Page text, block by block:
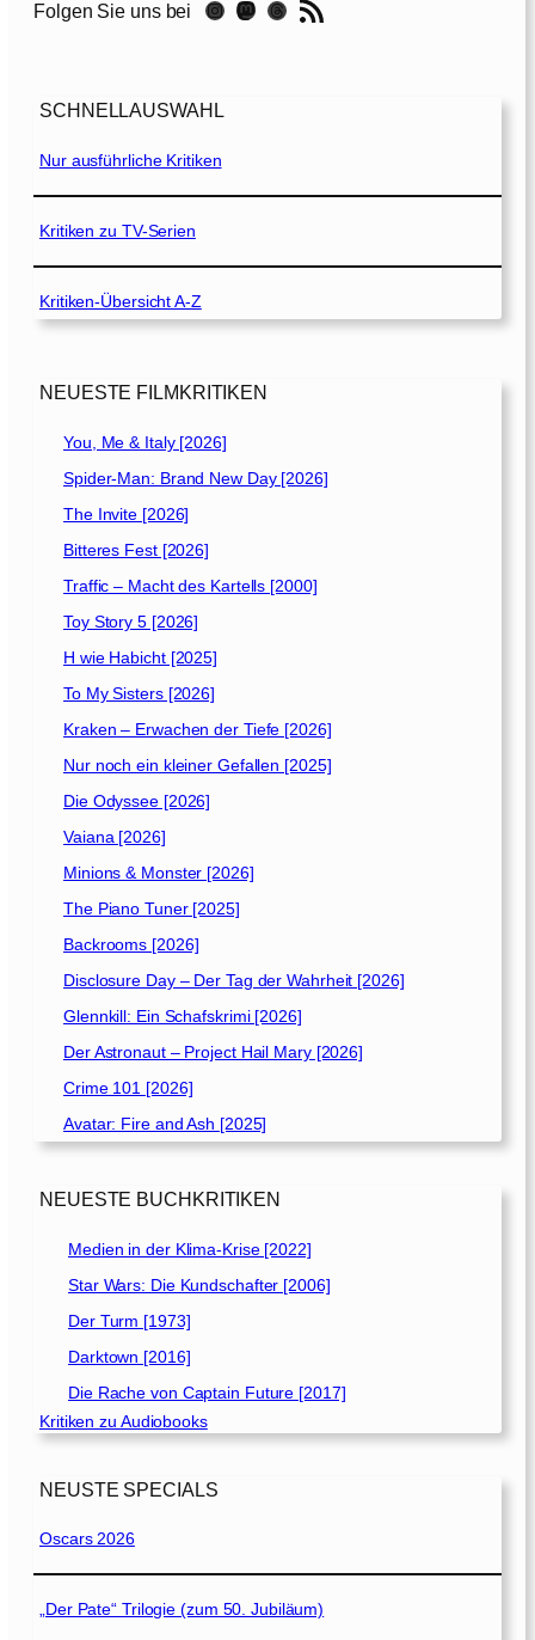
y
n
W
e
i
a
c
g
s
c
h
c
h
t
e
[
2
0
9
]
Folgen Sie uns bei Instagram Mastodon Threads RSS-Feed
SCHNELLAUSWAHL
Nur ausführliche Kritiken
Kritiken zu TV-Serien
Kritiken-Übersicht A-Z
NEUESTE FILMKRITIKEN
You, Me & Italy [2026]
Spider-Man: Brand New Day [2026]
The Invite [2026]
Bitteres Fest [2026]
Traffic – Macht des Kartells [2000]
Toy Story 5 [2026]
H wie Habicht [2025]
To My Sisters [2026]
Kraken – Erwachen der Tiefe [2026]
Nur noch ein kleiner Gefallen [2025]
Die Odyssee [2026]
Vaiana [2026]
Minions & Monster [2026]
The Piano Tuner [2025]
Backrooms [2026]
Disclosure Day – Der Tag der Wahrheit [2026]
Glennkill: Ein Schafskrimi [2026]
Der Astronaut – Project Hail Mary [2026]
Crime 101 [2026]
Avatar: Fire and Ash [2025]
NEUESTE BUCHKRITIKEN
Medien in der Klima-Krise [2022]
Star Wars: Die Kundschafter [2006]
Der Turm [1973]
Darktown [2016]
Die Rache von Captain Future [2017]
Kritiken zu Audiobooks
NEUSTE SPECIALS
Oscars 2026
„Der Pate“ Trilogie (zum 50. Jubiläum)